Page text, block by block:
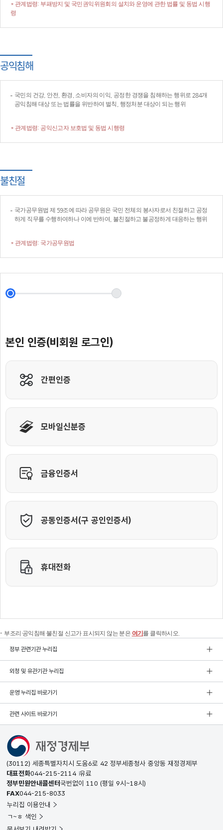
* 관계법령: 부패방지 및 국민권익위원회의 설치와 운영에 관한 법률 및 동법 시행
령
공익침해
국민의 건강, 안전, 환경, 소비자의 이익, 공정한 경쟁을 침해하는 행위로 284개
공익침해 대상 또는 법률을 위반하여 벌칙, 행정처분 대상이 되는 행위
* 관계법령: 공익신고자 보호법 및 동법 시행령
불친절
국가공무원법 제 59조에 따라 공무원은 국민 전체의 봉사자로서 친절하고 공정
하게 직무를 수행하여하나 이에 반하여, 불친절하고 불공정하게 대응하는 행위
* 관계법령: 국가공무원법
부조리·공익침해·불친절 신고가 표시되지 않는 분은 여기 를 클릭하시오.
정부 관련기관 누리집
외청 및 유관기관 누리집
운영 누리집 바로가기
관련 사이트 바로가기
(30112) 세종특별자치시 도움6로 42 정부세종청사 중앙동 재정경제부
대표전화044-215-2114 유료
정부민원안내콜센터국번없이 110 (평일 9시~18시)
FAX044-215-8033
누리집 이용안내
ㄱ~ㅎ 색인